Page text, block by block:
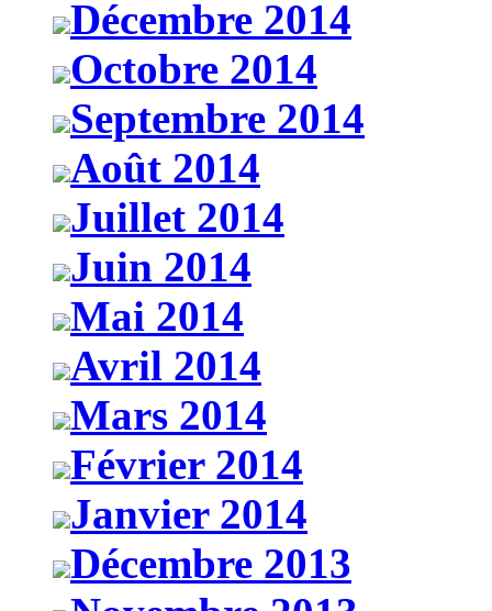
Décembre 2014
Octobre 2014
Septembre 2014
Août 2014
Juillet 2014
Juin 2014
Mai 2014
Avril 2014
Mars 2014
Février 2014
Janvier 2014
Décembre 2013